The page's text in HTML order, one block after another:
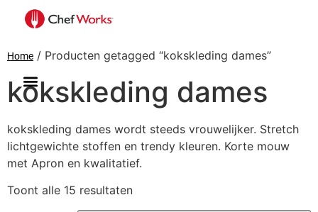
Home / Producten getagged “kokskleding dames”
kokskleding dames
kokskleding dames wordt steeds vrouwelijker. Stretch
lichtgewichte stoffen en trendy kleuren. Korte mouw
met Apron en kwalitatief.
Toont alle 15 resultaten